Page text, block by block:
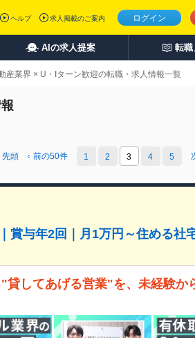
ログイン
ヘルプ 求人掲載のご案内
AIの求人提案 転職
産業界 × U・Iターン歓迎の転職・求人情報一覧
先頭 前の50件 1 2 3 4 5
賞与年2回｜月1万円～住める社
貸してあげる営業"を、未経験か